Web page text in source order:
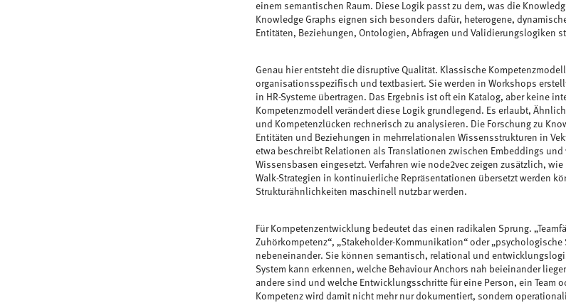
einem semantischen Raum. Diese Logik passt zu dem, was die
Knowledge Graphs eignen sich besonders dafür, heterogene,
Entitäten, Beziehungen, Ontologien, Abfragen und Validierungslogiken
Genau hier entsteht die disruptive Qualität. Klassische
organisationsspezifisch und textbasiert. Sie werden in Workshops
in HR-Systeme übertragen. Das Ergebnis ist oft ein Katalog, aber keine
Kompetenzmodell verändert diese Logik grundlegend. Es erlaubt,
und Kompetenzlücken rechnerisch zu analysieren. Die Forschung zu
Entitäten und Beziehungen in mehrrelationalen Wissensstrukturen in
etwa beschreibt Relationen als Translationen zwischen Embeddings
Wissensbasen eingesetzt. Verfahren wie node2vec zeigen zusätzlich,
Walk-Strategien in kontinuierliche Repräsentationen übersetzt werden
Strukturähnlichkeiten maschinell nutzbar werden.
Für Kompetenzentwicklung bedeutet das einen radikalen Sprung.
Zuhörkompetenz“, „Stakeholder-Kommunikation“ oder
nebeneinander. Sie können semantisch, relational und
System kann erkennen, welche Behaviour Anchors nah beieinander
andere sind und welche Entwicklungsschritte für eine Person, ein Team
Kompetenz wird damit nicht mehr nur dokumentiert, sondern